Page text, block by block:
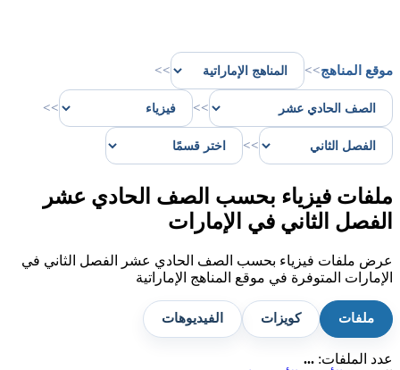
موقع المناهج>>
>>
>>
>>
>>
ملفات فيزياء بحسب الصف الحادي عشر
الفصل الثاني في الإمارات
عرض ملفات فيزياء بحسب الصف الحادي عشر الفصل الثاني في
الإمارات المتوفرة في موقع المناهج الإماراتية
ملفات كويزات الفيديوهات
عدد الملفات: ...